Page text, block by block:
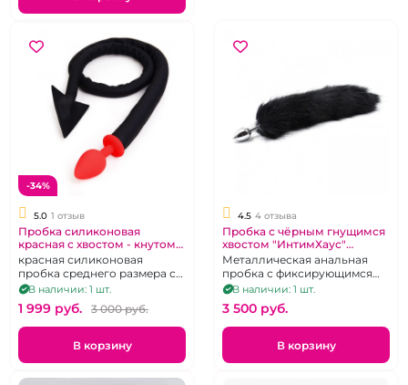
-34%
5.0 1 отзыв
Пробка силиконовая
красная с хвостом - кнутом
"Хвост черта"
красная силиконовая
пробка среднего размера с
хвостом чертенка
В наличии: 1 шт.
1 999 pуб. 3 000 pуб.
В корзину
4.5 4 отзыва
Пробка с чёрным гнущимся
хвостом "ИнтимХаус"
серебрянная
Металлическая анальная
пробка с фиксирующимся
хвостом из натурального
меха.
В наличии: 1 шт.
3 500 pуб.
В корзину